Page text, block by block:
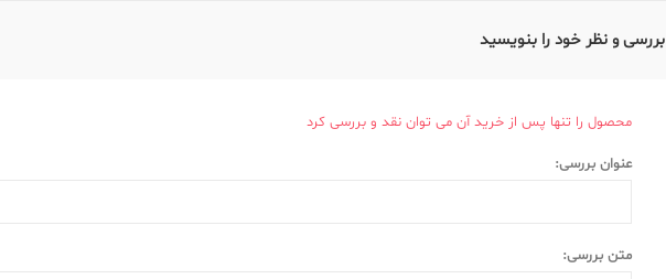
بررسی و نظر خود را بنویسید
محصول را تنها پس از خرید آن می توان نقد و بررسی کرد
عنوان بررسی:
متن بررسی: